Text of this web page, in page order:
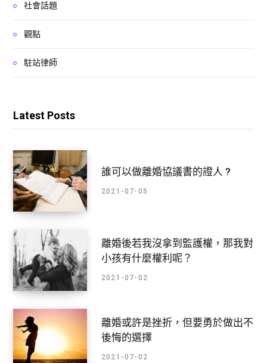
社會話題
觀點
駐站律師
Latest Posts
誰可以做離婚協議書的證人 ?
2021-07-05
離婚後若我沒拿到監護權，那我對
小孩有什麼權利呢？
2021-07-02
離婚或許是挫折，但要勇於做出不
後悔的選擇
2021-07-02